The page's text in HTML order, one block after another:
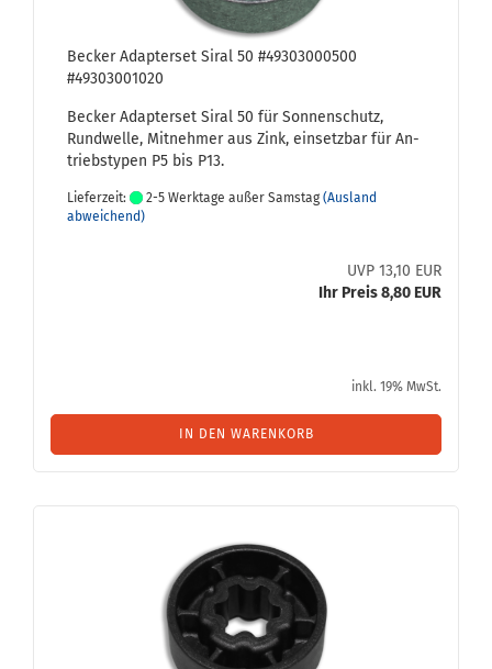
Be­cker Ad­ap­ter­set Siral 50 #49303000500
#49303001020
Be­cker Ad­ap­ter­set Siral 50 für Son­nen­schutz,
Rund­wel­le, Mit­neh­mer aus Zink, ein­setz­bar für An­
triebs­ty­pen P5 bis P13.
Lieferzeit: 2-5 Werktage außer Samstag (Ausland
abweichend)
UVP 13,10 EUR
Ihr Preis 8,80 EUR
inkl. 19% MwSt.
IN DEN WARENKORB